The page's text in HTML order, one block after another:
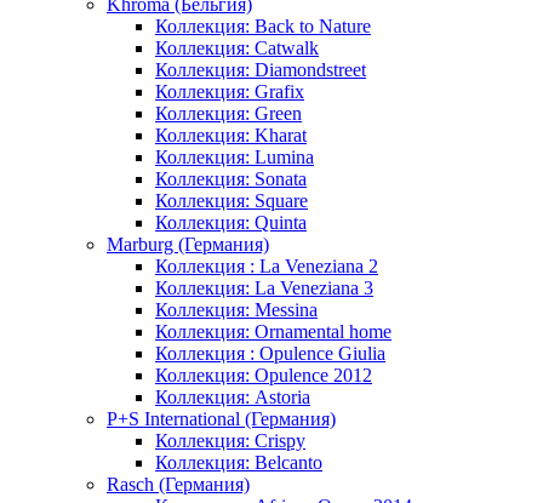
Khroma (Бельгия)
Коллекция: Back to Nature
Коллекция: Catwalk
Коллекция: Diamondstreet
Коллекция: Grafix
Коллекция: Green
Коллекция: Kharat
Коллекция: Lumina
Коллекция: Sonata
Коллекция: Square
Коллекция: Quinta
Marburg (Германия)
Коллекция : La Veneziana 2
Коллекция: La Veneziana 3
Коллекция: Messina
Коллекция: Ornamental home
Коллекция : Opulence Giulia
Коллекция: Opulence 2012
Коллекция: Astoria
P+S International (Германия)
Коллекция: Crispy
Коллекция: Belcanto
Rasch (Германия)